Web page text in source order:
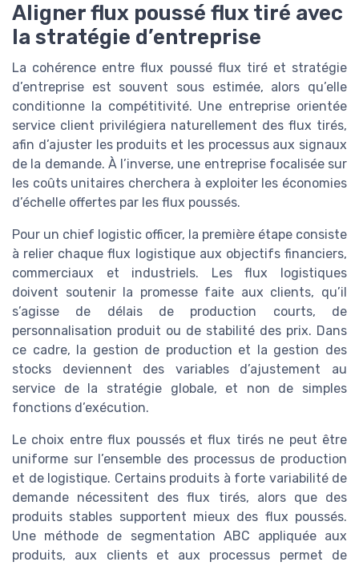
Aligner flux poussé flux tiré avec
la stratégie d’entreprise
La cohérence entre flux poussé flux tiré et stratégie
d’entreprise est souvent sous estimée, alors qu’elle
conditionne la compétitivité. Une entreprise orientée
service client privilégiera naturellement des flux tirés,
afin d’ajuster les produits et les processus aux signaux
de la demande. À l’inverse, une entreprise focalisée sur
les coûts unitaires cherchera à exploiter les économies
d’échelle offertes par les flux poussés.
Pour un chief logistic officer, la première étape consiste
à relier chaque flux logistique aux objectifs financiers,
commerciaux et industriels. Les flux logistiques
doivent soutenir la promesse faite aux clients, qu’il
s’agisse de délais de production courts, de
personnalisation produit ou de stabilité des prix. Dans
ce cadre, la gestion de production et la gestion des
stocks deviennent des variables d’ajustement au
service de la stratégie globale, et non de simples
fonctions d’exécution.
Le choix entre flux poussés et flux tirés ne peut être
uniforme sur l’ensemble des processus de production
et de logistique. Certains produits à forte variabilité de
demande nécessitent des flux tirés, alors que des
produits stables supportent mieux des flux poussés.
Une méthode de segmentation ABC appliquée aux
produits, aux clients et aux processus permet de